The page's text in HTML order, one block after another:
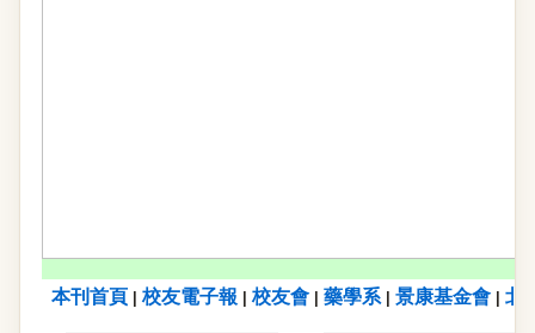
本刊首頁 校友電子報 校友會 藥學系| 景康基金會 北